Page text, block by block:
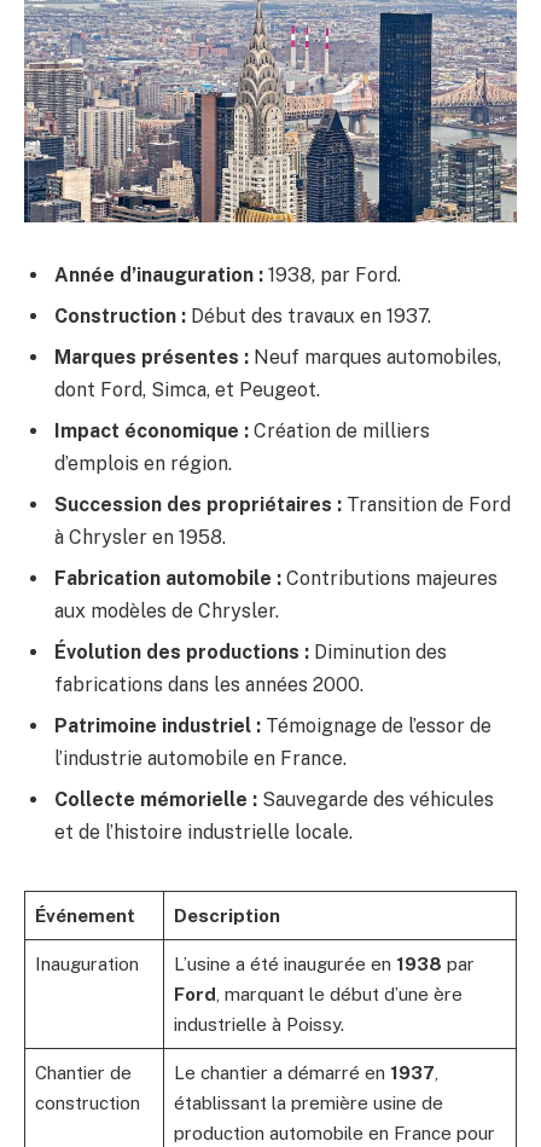
Année d’inauguration : 1938, par Ford.
Construction : Début des travaux en 1937.
Marques présentes : Neuf marques automobiles,
dont Ford, Simca, et Peugeot.
Impact économique : Création de milliers
d’emplois en région.
Succession des propriétaires : Transition de Ford
à Chrysler en 1958.
Fabrication automobile : Contributions majeures
aux modèles de Chrysler.
Évolution des productions : Diminution des
fabrications dans les années 2000.
Patrimoine industriel : Témoignage de l’essor de
l’industrie automobile en France.
Collecte mémorielle : Sauvegarde des véhicules
et de l’histoire industrielle locale.
Événement Description
Inauguration L’usine a été inaugurée en 1938 par
Ford , marquant le début d’une ère
industrielle à Poissy.
Chantier de
construction
Le chantier a démarré en 1937
établissant la première usine de
production automobile en France pour